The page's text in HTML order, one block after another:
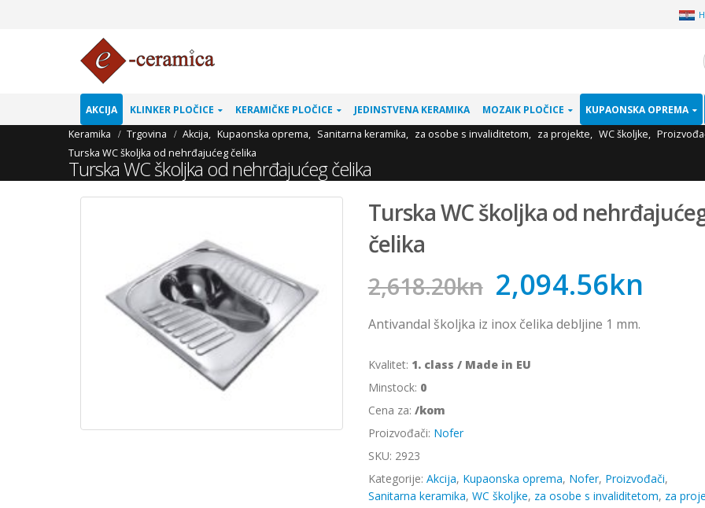
AKCIJA KLINKER PLOČICE KERAMIČKE PLOČICE JEDINSTVENA KERAMIKA MOZAIK PLOČICE
KUPAONSKA OPREMA
Keramika
Trgovina Akcija, Kupaonska oprema, Sanitarna keramika, za osobe s invaliditetom, za projekte, WC školjke,
Turska WC školjka od nehrđajućeg čelika
Turska WC školjka od nehrđajućeg čelika
Turska WC školjka od
čelika
2,618.20kn 2,094.56kn
Antivandal školjka iz inox čelika debljine 1 mm.
Kvalitet: 1. class / Made in EU
Minstock: 0
Cena za: /kom
Proizvođači: Nofer
SKU: 2923
Kategorije: Akcija, Kupaonska oprema, Nofer, Proizvođači,
Sanitarna keramika, WC školjke, za osobe s invaliditetom, za